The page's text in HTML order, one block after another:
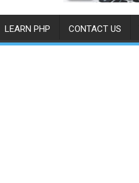
LEARN PHP CONTACT US